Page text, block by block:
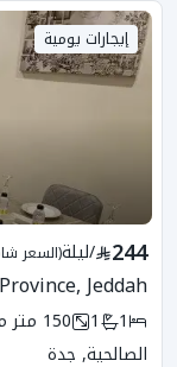
إيجارات يومية
244
/ليلة(السعر
Jeddah
1
1
150 متر
الصالحية, جدة